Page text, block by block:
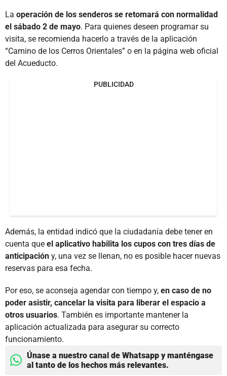
La operación de los senderos se retomará con normalidad
el sábado 2 de mayo. Para quienes deseen programar su
visita, se recomienda hacerlo a través de la aplicación
“Camino de los Cerros Orientales” o en la página web oficial
del Acueducto.
PUBLICIDAD
Además, la entidad indicó que la ciudadanía debe tener en
cuenta que el aplicativo habilita los cupos con tres días de
anticipación y, una vez se llenan, no es posible hacer nuevas
reservas para esa fecha.
Por eso, se aconseja agendar con tiempo y, en caso de no
poder asistir, cancelar la visita para liberar el espacio a
otros usuarios. También es importante mantener la
aplicación actualizada para asegurar su correcto
funcionamiento.
Únase a nuestro canal de Whatsapp y manténgase
al tanto de los hechos más relevantes.